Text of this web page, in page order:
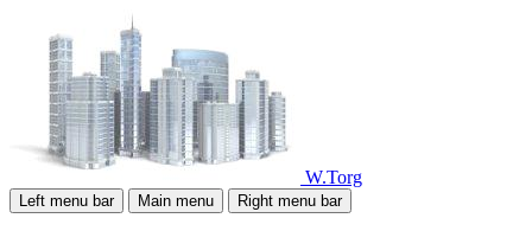
W.Torg
Left menu bar Main menu Right menu bar